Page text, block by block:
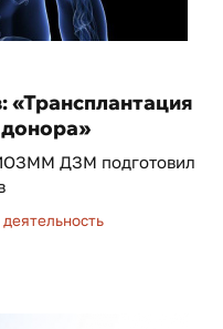
«Трансплантация
донора»
ДЗМ подготовил